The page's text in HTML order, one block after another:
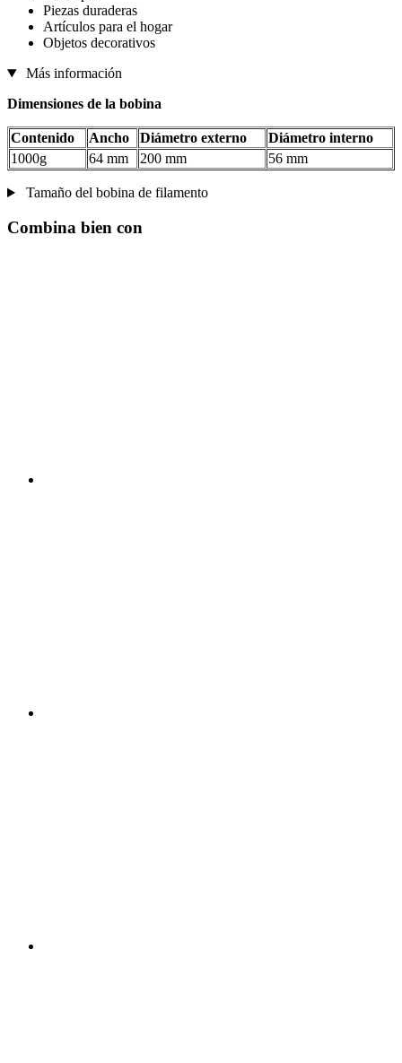
Piezas duraderas
Artículos para el hogar
Objetos decorativos
Más información
Dimensiones de la bobina
Contenido Ancho Diámetro externo
Diámetro interno
1000g
64 mm 200 mm 56 mm
Tamaño del bobina de filamento
Combina bien con